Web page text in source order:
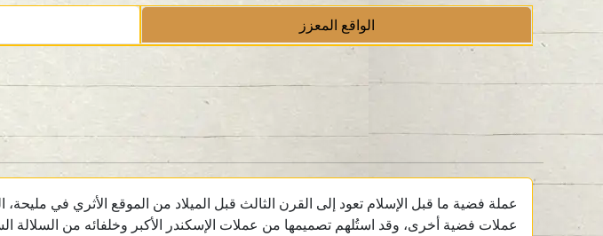
الواقع المعزز
عملات فضية أخرى، وقد استُلهم تصميمها من عملات الإسكندر الأكبر وخلفائه من السلالة